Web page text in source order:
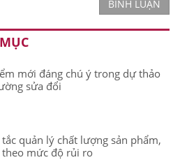
BÌNH LUẬN
mới đáng chú ý trong dự thảo
sửa đổi
quản lý chất lượng sản phẩm,
theo mức độ rủi ro